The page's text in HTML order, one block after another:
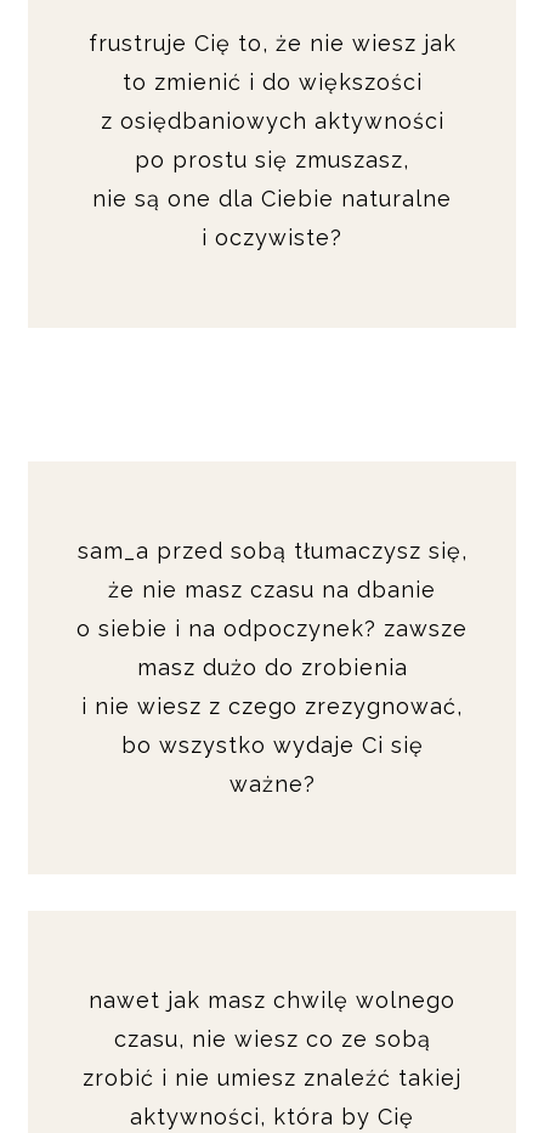
frustruje Cię to, że nie wiesz jak
to zmienić i do większości
z osiędbaniowych aktywności
po prostu się zmuszasz,
nie są one dla Ciebie naturalne
i oczywiste?
sam_a przed sobą tłumaczysz się,
że nie masz czasu na dbanie
o siebie i na odpoczynek? zawsze
masz dużo do zrobienia
i nie wiesz z czego zrezygnować,
bo wszystko wydaje Ci się
ważne?
nawet jak masz chwilę wolnego
czasu, nie wiesz co ze sobą
zrobić i nie umiesz znaleźć takiej
aktywności, która by Cię